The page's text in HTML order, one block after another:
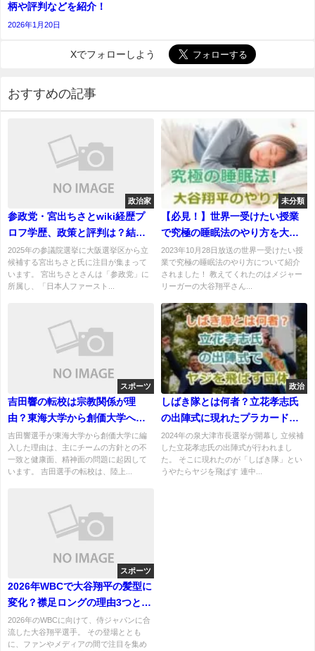
柄や評判などを紹介！
2026年1月20日
Xでフォローしよう
おすすめの記事
政治家
参政党・宮出ちさとwiki経歴プ
ロフ学歴、政策と評判は？結婚
して子供はいる？
2025年の参議院選挙に大阪選挙区から立
候補する宮出ちさと氏に注目が集まって
います。 宮出ちさとさんは「参政党」に
所属し、「日本人ファースト...
未分類
【必見！】世界一受けたい授業
で究極の睡眠法のやり方を大谷
翔平（メジャーリーガー）から
紹介！
2023年10月28日放送の世界一受けたい授
業で究極の睡眠法のやり方について紹介
されました！ 教えてくれたのはメジャー
リーガーの大谷翔平さん...
スポーツ
吉田響の転校は宗教関係が理
由？東海大学から創価大学への
編入の背景を解説
吉田響選手が東海大学から創価大学に編
入した理由は、主にチームの方針との不
一致と健康面、精神面の問題に起因して
います。 吉田選手の転校は、陸上...
政治
しばき隊とは何者？立花孝志氏
の出陣式に現れたプラカードを
持った団体の正体は？
2024年の泉大津市長選挙が開幕し 立候補
した立花孝志氏の出陣式が行われまし
た。 そこに現れたのが「しばき隊」とい
うやたらヤジを飛ばす 連中...
スポーツ
2026年WBCで大谷翔平の髪型に
変化？襟足ロングの理由3つとプ
レーへの影響を考察！
2026年のWBCに向けて、侍ジャパンに合
流した大谷翔平選手。 その登場ととも
に、ファンやメディアの間で注目を集め